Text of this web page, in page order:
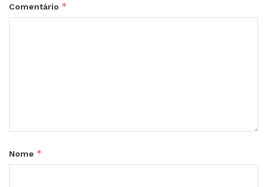
Comentário *
Nome *